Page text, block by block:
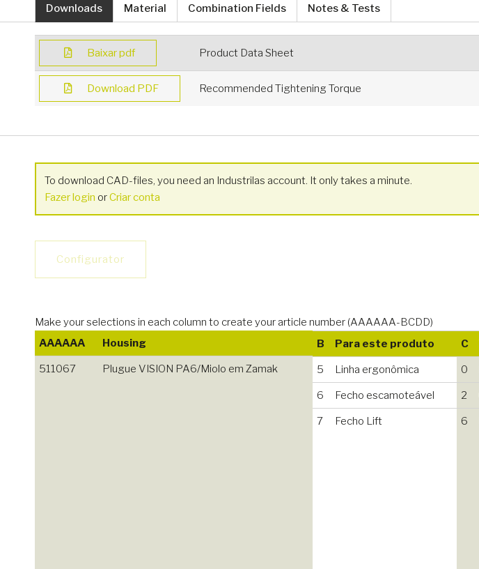
Downloads Material Combination Fields Notes & Tests
Baixar pdf Product Data Sheet
Download PDF Recommended Tightening Torque
To download CAD-files, you need an Industrilas account. It only takes a minute.
Fazer login orCriar conta
Configurator
Make your selections in each column to create your article number (AAAAAA-BCDD)
AAAAAA
Housing
511067 Plugue VISION PA6/Miolo em Zamak
B Para este produto
5 Linha ergonômica
6 Fecho escamoteável
7 Fecho Lift
C
0
2
6